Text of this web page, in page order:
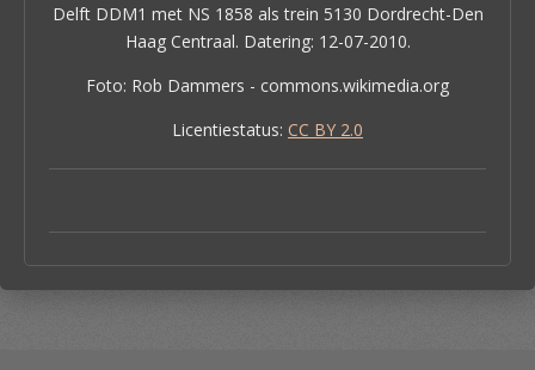
Delft DDM1 met NS 1858 als trein 5130 Dordrecht-Den
Haag Centraal. Datering: 12-07-2010.
Foto: Rob Dammers - commons.wikimedia.org
Licentiestatus: CC BY 2.0